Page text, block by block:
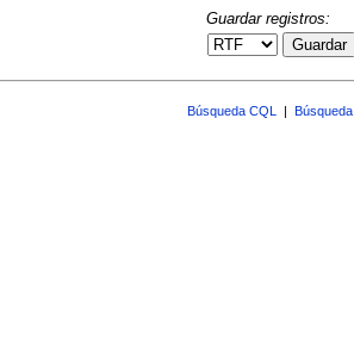
Guardar registros:
Guardar
Búsqueda CQL